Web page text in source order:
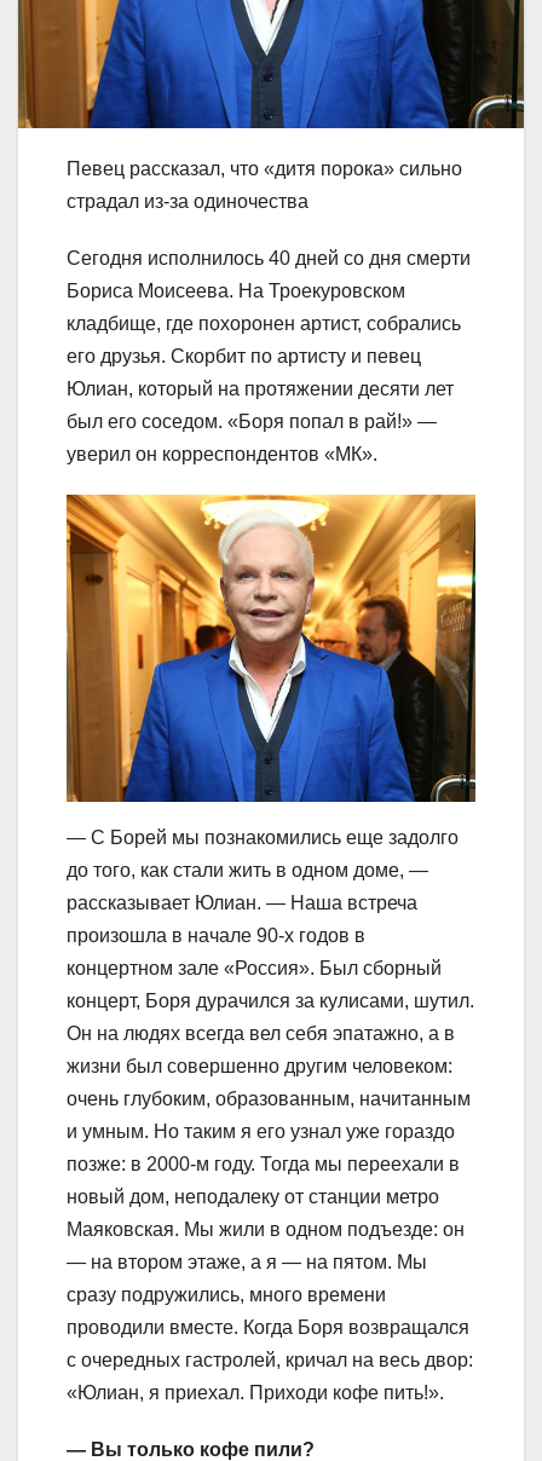
Певец рассказал, что «дитя порока» сильно
страдал из-за одиночества
Сегодня исполнилось 40 дней со дня смерти
Бориса Моисеева. На Троекуровском
кладбище, где похоронен артист, собрались
его друзья. Скорбит по артисту и певец
Юлиан, который на протяжении десяти лет
был его соседом. «Боря попал в рай!» —
уверил он корреспондентов «МК».
— С Борей мы познакомились еще задолго
до того, как стали жить в одном доме, —
рассказывает Юлиан. — Наша встреча
произошла в начале 90-х годов в
концертном зале «Россия». Был сборный
концерт, Боря дурачился за кулисами, шутил.
Он на людях всегда вел себя эпатажно, а в
жизни был совершенно другим человеком:
очень глубоким, образованным, начитанным
и умным. Но таким я его узнал уже гораздо
позже: в 2000-м году. Тогда мы переехали в
новый дом, неподалеку от станции метро
Маяковская. Мы жили в одном подъезде: он
— на втором этаже, а я — на пятом. Мы
сразу подружились, много времени
проводили вместе. Когда Боря возвращался
с очередных гастролей, кричал на весь двор:
«Юлиан, я приехал. Приходи кофе пить!».
— Вы только кофе пили?